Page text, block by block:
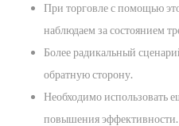
При торговле с помощью
наблюдаем за состоянием
Более радикальный
обратную сторону.
Необходимо использовать
повышения эффективности.